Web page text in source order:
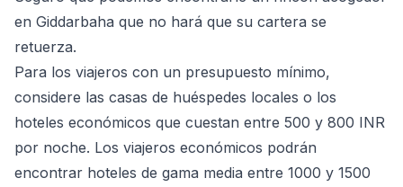
en Giddarbaha que no hará que su cartera se
retuerza.
Para los viajeros con un presupuesto mínimo,
considere las casas de huéspedes locales o los
hoteles económicos que cuestan entre 500 y 800 INR
por noche. Los viajeros económicos podrán
encontrar hoteles de gama media entre 1000 y 1500